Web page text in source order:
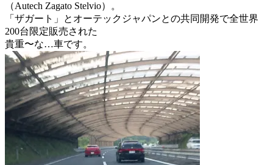
（Autech Zagato Stelvio）。
「ザガート」とオーテックジャパンとの共同開発で全世界
200台限定販売された
貴重〜な…車です。